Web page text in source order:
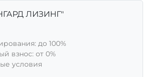
ЛИЗИНГ"
до 100%
взнос: от 0%
условия